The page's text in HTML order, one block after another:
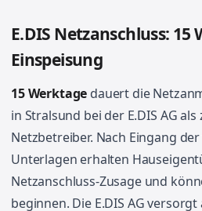
E.DIS Netzanschluss: 15
Einspeisung
15 Werktage dauert die
in Stralsund bei der E.DIS AG
Netzbetreiber. Nach Eingang
Unterlagen erhalten
Netzanschluss-Zusage und
beginnen. Die E.DIS AG